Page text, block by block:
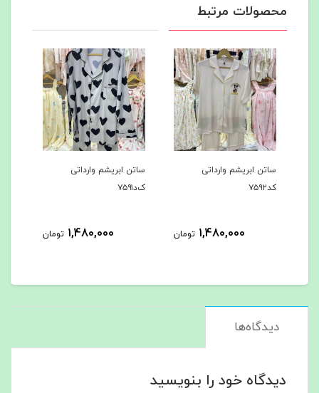
محصولات مرتبط
ساتن ابریشم وارداتی
کد۷۵۹۲
1,480,000 تومان
ساتن ابریشم وارداتی
ک‌د۷۵۹۱
1,480,000 تومان
دیدگاه‌ها
دیدگاه خود را بنویسید